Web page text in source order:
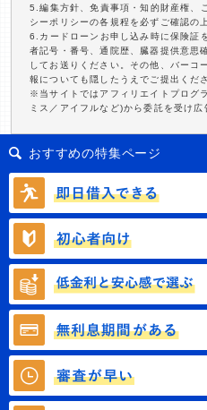
5.編集方針、免責事項・知的財産権、
シーポリシーの各規程を必ずご確認の
6.カードローンお申し込み時に保険証
者記号・番号、通院歴、臓器提供意思
してお送りください。その他、バーコ
報についても隠したうえでご提出くだ
※当サイトではアフィリエイトプログ
ミス／アイフルなど)から委託を受け広
おすすめの特集ページ